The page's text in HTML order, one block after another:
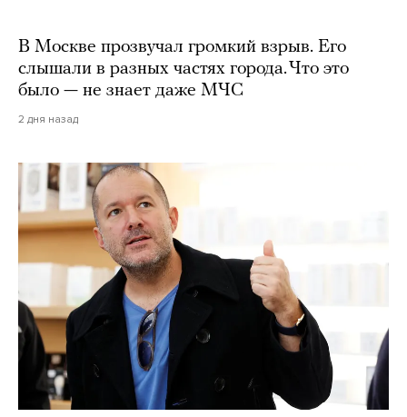
В Москве прозвучал громкий взрыв. Его
слышали в разных частях города. Что это
было — не знает даже МЧС
2 дня назад